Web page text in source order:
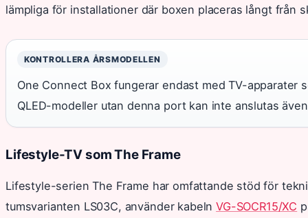
lämpliga för installationer där boxen placeras långt från
KONTROLLERA ÅRSMODELLEN
One Connect Box fungerar endast med TV-
QLED-modeller utan denna port kan inte anslutas
Lifestyle-TV som The Frame
Lifestyle-serien The Frame har omfattande stöd för
tumsvarianten LS03C, använder kabelnVG-SOCR15/XC